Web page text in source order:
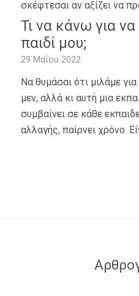
σκέφτεσαι αν αξίζει να
Τι να κάνω για
παιδί μου;
29 Μαΐου 2022
Να θυμάσαι ότι μιλάμε
μεν, αλλά κι αυτή μια
συμβαίνει σε κάθε
αλλαγής, παίρνει χρόνο.